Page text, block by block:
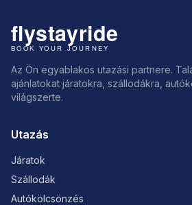
Az Ön egyablakos utazási partnere.
ajánlatokat járatokra, szállodákra,
világszerte.
Utazás
Járatok
Szállodák
Autókölcsönzés